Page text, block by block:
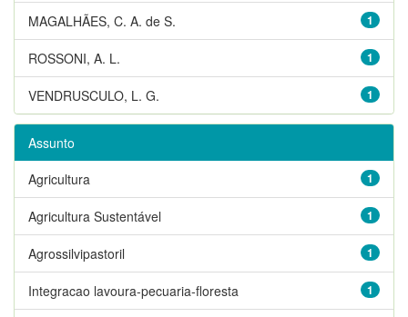
1
MAGALHÃES, C. A. de S.
1
ROSSONI, A. L.
1
VENDRUSCULO, L. G.
Assunto
1
Agricultura
1
Agricultura Sustentável
1
Agrossilvipastoril
1
Integracao lavoura-pecuaria-floresta